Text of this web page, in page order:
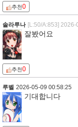
추천0
솔라루나 [L:50/A:853] 2026-
잘봤어요
추천0
루벨 2026-05-09 00:58:25
기대합니다